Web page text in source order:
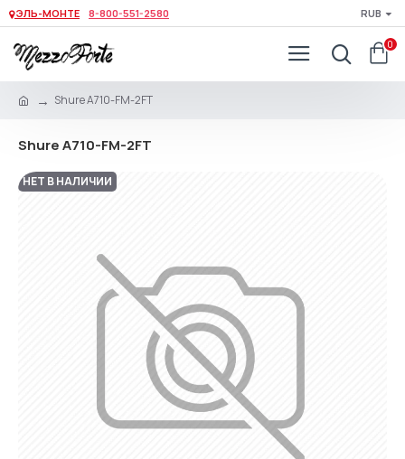
ЭЛЬ-МОНТЕ 8-800-551-2580 RUB
0
Shure A710-FM-2FT
Shure A710-FM-2FT
НЕТ В НАЛИЧИИ